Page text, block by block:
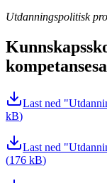
Utdanningspolitisk
Last ned
kB)
Last ned
(176 kB)